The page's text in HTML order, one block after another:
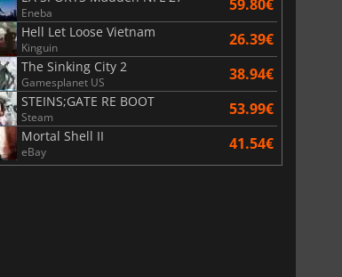
Eneba 59.80€
Hell Let Loose Vietnam
Kinguin 26.39€
The Sinking City 2
Gamesplanet US 38.94€
STEINS;GATE RE BOOT
Steam 53.99€
Mortal Shell II
eBay 41.54€